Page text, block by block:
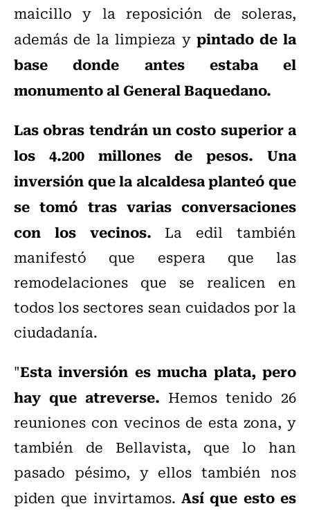
maicillo y la reposición de soleras,
además de la limpieza y pintado de la
base donde antes estaba el
monumento al General Baquedano.
Las obras tendrán un costo superior a
los 4.200 millones de pesos. Una
inversión que la alcaldesa planteó que
se tomó tras varias conversaciones
con los vecinos. La edil también
manifestó que espera que las
remodelaciones que se realicen en
todos los sectores sean cuidados por la
ciudadanía.
"Esta inversión es mucha plata, pero
hay que atreverse. Hemos tenido 26
reuniones con vecinos de esta zona, y
también de Bellavista, que lo han
pasado pésimo, y ellos también nos
piden que invirtamos. Así que esto es